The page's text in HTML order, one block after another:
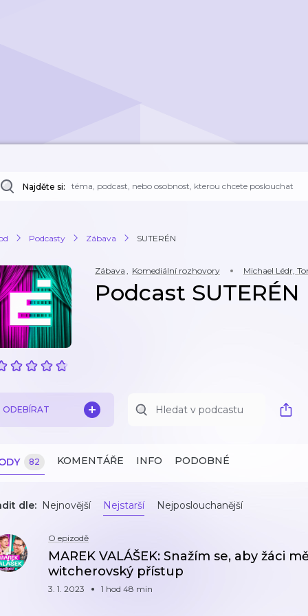
Najděte si:
Podcasty Zábava SUTERÉN
Zábava , Komediální rozhovory Michael Lédr,
Podcast SUTERÉN
ODEBÍRAT
82 KOMENTÁŘE INFO PODOBNÉ
dle: Nejnovější Nejstarší Nejposlouchanější
O epizodě
MAREK VALÁŠEK: Snažím se, aby žáci
witcherovský přístup
3. 1. 2023 1 hod 48 min